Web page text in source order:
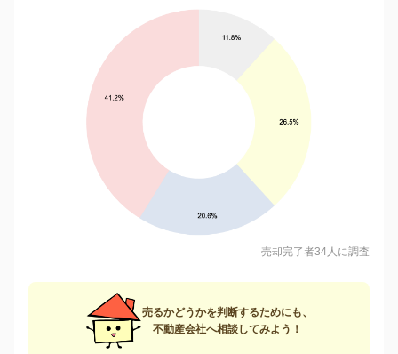
売却完了者34人に調査
売るかどうかを判断するためにも、
不動産会社へ相談してみよう！